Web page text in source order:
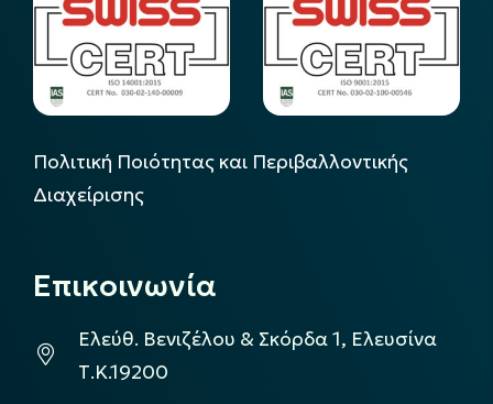
Πολιτική Ποιότητας και Περιβαλλοντικής
Διαχείρισης
Επικοινωνία
Ελεύθ. Βενιζέλου & Σκόρδα 1, Ελευσίνα
Τ.Κ.19200